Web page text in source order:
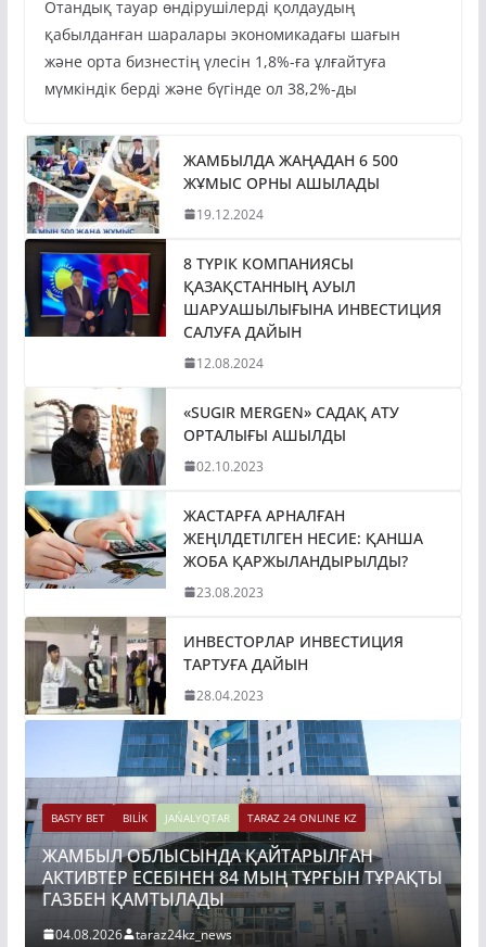
Отандық тауар өндірушілерді қолдаудың
қабылданған шаралары экономикадағы шағын
және орта бизнестің үлесін 1,8%-ға ұлғайтуға
мүмкіндік берді және бүгінде ол 38,2%-ды
ЖАМБЫЛДА ЖАҢАДАН 6 500
ЖҰМЫС ОРНЫ АШЫЛАДЫ
19.12.2024
8 ТҮРІК КОМПАНИЯСЫ
ҚАЗАҚСТАННЫҢ АУЫЛ
ШАРУАШЫЛЫҒЫНА ИНВЕСТИЦИЯ
САЛУҒА ДАЙЫН
12.08.2024
«SUGIR MERGEN» САДАҚ АТУ
ОРТАЛЫҒЫ АШЫЛДЫ
02.10.2023
ЖАСТАРҒА АРНАЛҒАН
ЖЕҢІЛДЕТІЛГЕН НЕСИЕ: ҚАНША
ЖОБА ҚАРЖЫЛАНДЫРЫЛДЫ?
23.08.2023
ИНВЕСТОРЛАР ИНВЕСТИЦИЯ
ТАРТУҒА ДАЙЫН
28.04.2023
BASTY BET BILİK JAŃALYQTAR TARAZ 24 ONLINE KZ
ТОҚАЕВ БІРНЕШЕ ІРІ АВТОЖОЛ ЖОБАСЫНЫҢ
ҚҰРЫЛЫСЫН РЕСМИ ТҮРДЕ БАСТАП БЕРДІ